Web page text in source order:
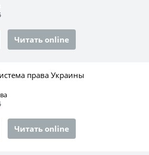
Читать online
права Украины
Читать online